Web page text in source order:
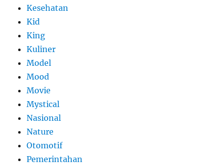
Kesehatan
Kid
King
Kuliner
Model
Mood
Movie
Mystical
Nasional
Nature
Otomotif
Pemerintahan